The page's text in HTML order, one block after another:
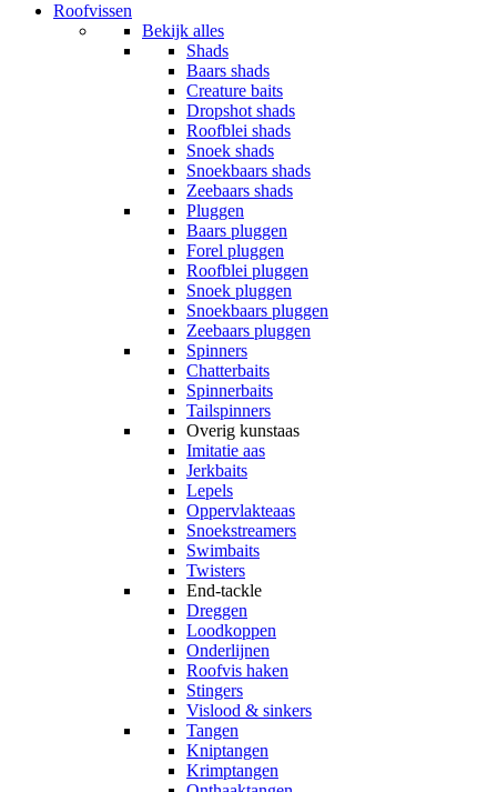
Roofvissen
Bekijk alles
Shads
Baars shads
Creature baits
Dropshot shads
Roofblei shads
Snoek shads
Snoekbaars shads
Zeebaars shads
Pluggen
Baars pluggen
Forel pluggen
Roofblei pluggen
Snoek pluggen
Snoekbaars pluggen
Zeebaars pluggen
Spinners
Chatterbaits
Spinnerbaits
Tailspinners
Overig kunstaas
Imitatie aas
Jerkbaits
Lepels
Oppervlakteaas
Snoekstreamers
Swimbaits
Twisters
End-tackle
Dreggen
Loodkoppen
Onderlijnen
Roofvis haken
Stingers
Vislood & sinkers
Tangen
Kniptangen
Krimptangen